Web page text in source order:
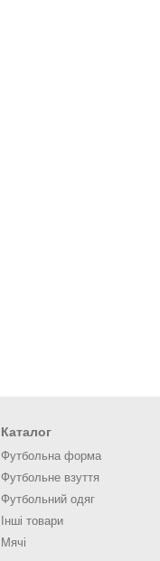
Каталог
Футбольна форма
Футбольне взуття
Футбольний одяг
Інші товари
Мячі